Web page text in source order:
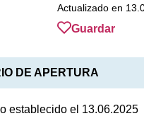
Actualizado en
Guardar
DE APERTURA
establecido el 13.06.2025